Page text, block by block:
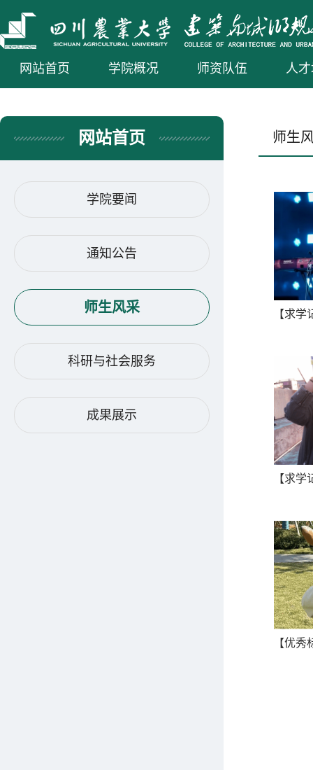
网站首页 学院概况 师资队伍 人
网站首页
学院要闻
通知公告
师生风采
科研与社会服务
成果展示
师生